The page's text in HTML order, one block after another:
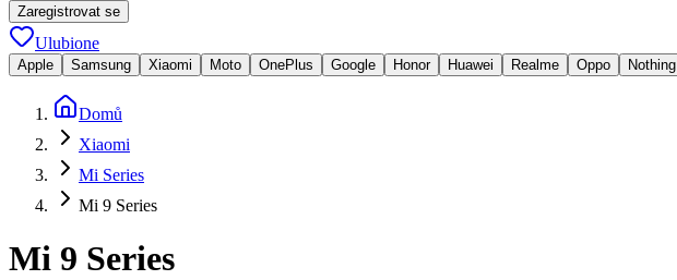
Zaregistrovat se
Ulubione
Apple Samsung Xiaomi Moto OnePlus Google Honor Huawei Realme Oppo Nothing
Domů
Xiaomi
Mi Series
Mi 9 Series
Mi 9 Series